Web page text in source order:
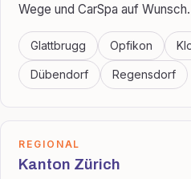
Wege und CarSpa auf Wunsch.
Glattbrugg Opfikon
Dübendorf Regensdorf
REGIONAL
Kanton Zürich